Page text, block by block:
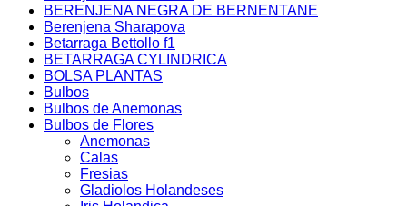
BERENJENA NEGRA DE BERNENTANE
Berenjena Sharapova
Betarraga Bettollo f1
BETARRAGA CYLINDRICA
BOLSA PLANTAS
Bulbos
Bulbos de Anemonas
Bulbos de Flores
Anemonas
Calas
Fresias
Gladiolos Holandeses